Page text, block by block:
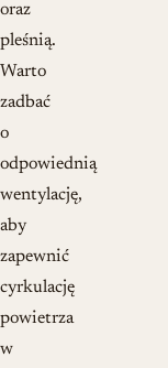
oraz
pleśnią.
Warto
zadbać
o
odpowiednią
wentylację,
aby
zapewnić
cyrkulację
powietrza
w